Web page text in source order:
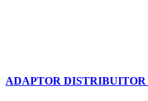
ADAPTOR